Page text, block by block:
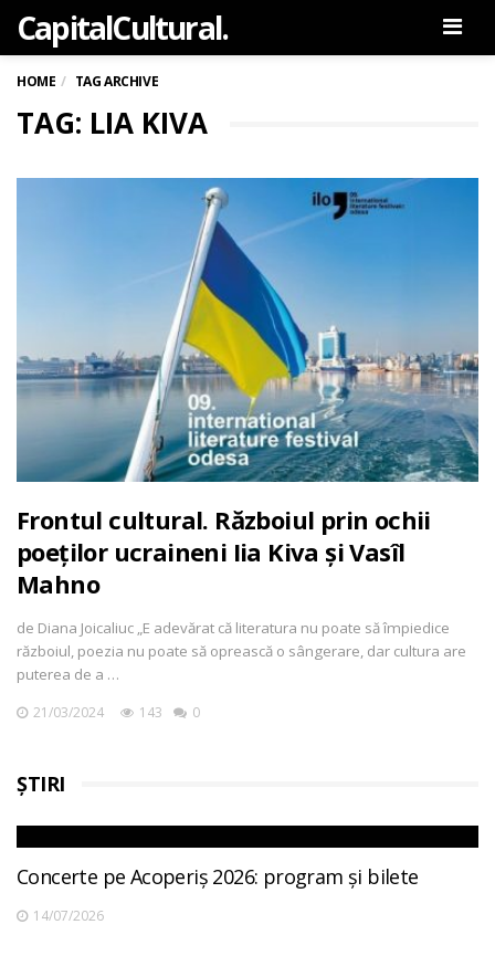
CapitalCultural.
HOME TAG ARCHIVE
TAG: LIA KIVA
Frontul cultural. Războiul prin ochii
poeților ucraineni Iia Kiva și Vasîl
Mahno
de Diana Joicaliuc „E adevărat că literatura nu poate să împiedice
războiul, poezia nu poate să oprească o sângerare, dar cultura are
puterea de a …
21/03/2024 143 0
ȘTIRI
Concerte pe Acoperiș 2026: program și bilete
14/07/2026